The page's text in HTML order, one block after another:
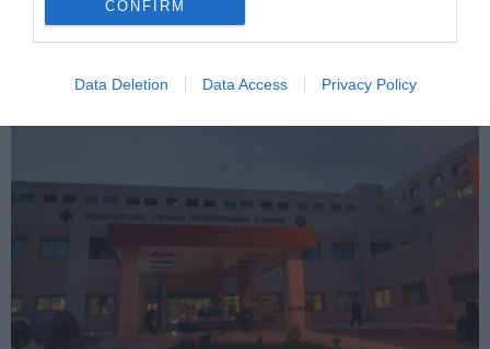
CONFIRM
Data Deletion Data Access Privacy Policy
«μάχη» με διάφορα θέματα υγείας